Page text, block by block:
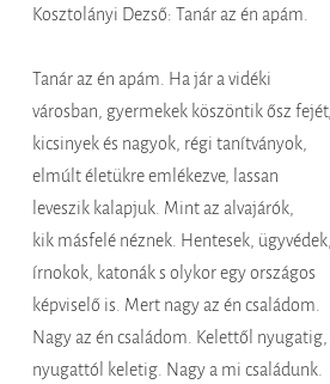
Kosztolányi Dezső: Tanár az én apám.
Tanár az én apám. Ha jár a vidéki
városban, gyermekek köszöntik ősz fejét,
kicsinyek és nagyok, régi tanítványok,
elmúlt életükre emlékezve, lassan
leveszik kalapjuk. Mint az alvajárók,
kik másfelé néznek. Hentesek, ügyvédek,
írnokok, katonák s olykor egy országos
képviselő is. Mert nagy az én családom.
Nagy az én családom. Kelettől nyugatig,
nyugattól keletig. Nagy a mi családunk.